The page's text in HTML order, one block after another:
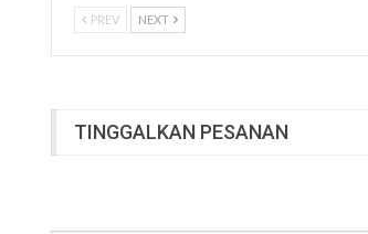
PREV NEXT
TINGGALKAN PESANAN